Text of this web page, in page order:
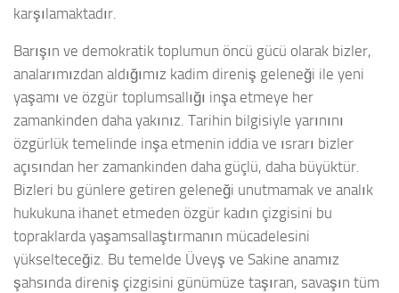
karşılamaktadır.
Barışın ve demokratik toplumun öncü gücü olarak bizler,
analarımızdan aldığımız kadim direniş geleneği ile yeni
yaşamı ve özgür toplumsallığı inşa etmeye her
zamankinden daha yakınız. Tarihin bilgisiyle yarınını
özgürlük temelinde inşa etmenin iddia ve ısrarı bizler
açısından her zamankinden daha güçlü, daha büyüktür.
Bizleri bu günlere getiren geleneği unutmamak ve analık
hukukuna ihanet etmeden özgür kadın çizgisini bu
topraklarda yaşamsallaştırmanın mücadelesini
yükselteceğiz. Bu temelde Üveyş ve Sakine anamız
şahsında direniş çizgisini günümüze taşıran, savaşın tüm